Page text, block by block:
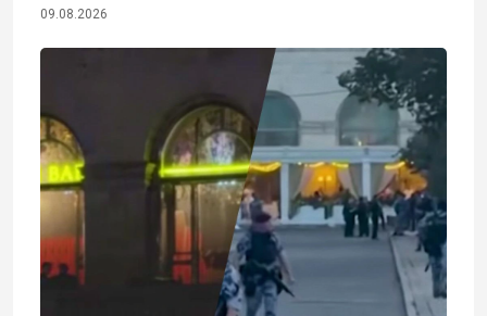
09.08.2026